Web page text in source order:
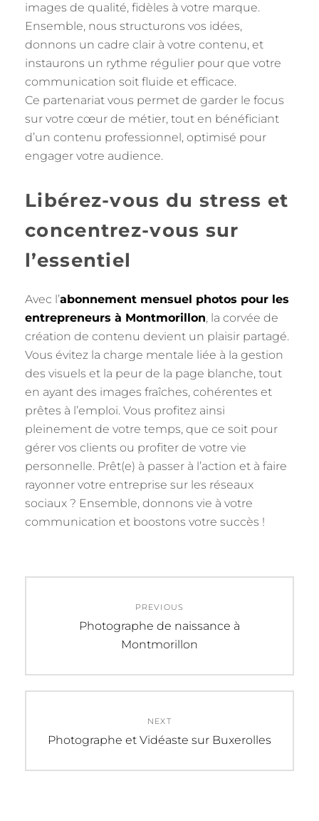
images de qualité, fidèles à votre marque.
Ensemble, nous structurons vos idées,
donnons un cadre clair à votre contenu, et
instaurons un rythme régulier pour que votre
communication soit fluide et efficace.
Ce partenariat vous permet de garder le focus
sur votre cœur de métier, tout en bénéficiant
d’un contenu professionnel, optimisé pour
engager votre audience.
Libérez-vous du stress et
concentrez-vous sur
l’essentiel
Avec l’abonnement mensuel photos pour les
entrepreneurs à Montmorillon, la corvée de
création de contenu devient un plaisir partagé.
Vous évitez la charge mentale liée à la gestion
des visuels et la peur de la page blanche, tout
en ayant des images fraîches, cohérentes et
prêtes à l’emploi. Vous profitez ainsi
pleinement de votre temps, que ce soit pour
gérer vos clients ou profiter de votre vie
personnelle. Prêt(e) à passer à l’action et à faire
rayonner votre entreprise sur les réseaux
sociaux ? Ensemble, donnons vie à votre
communication et boostons votre succès !
PREVIOUS
Previous
Photographe de naissance à
Montmorillon
NEXT
Next
Photographe et Vidéaste sur Buxerolles